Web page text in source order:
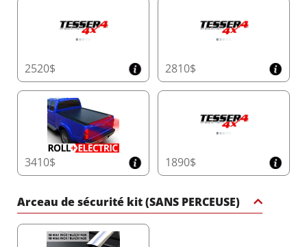
2520$ 2810$
3410$ 1890$
Arceau de sécurité kit (SANS PERCEUSE)